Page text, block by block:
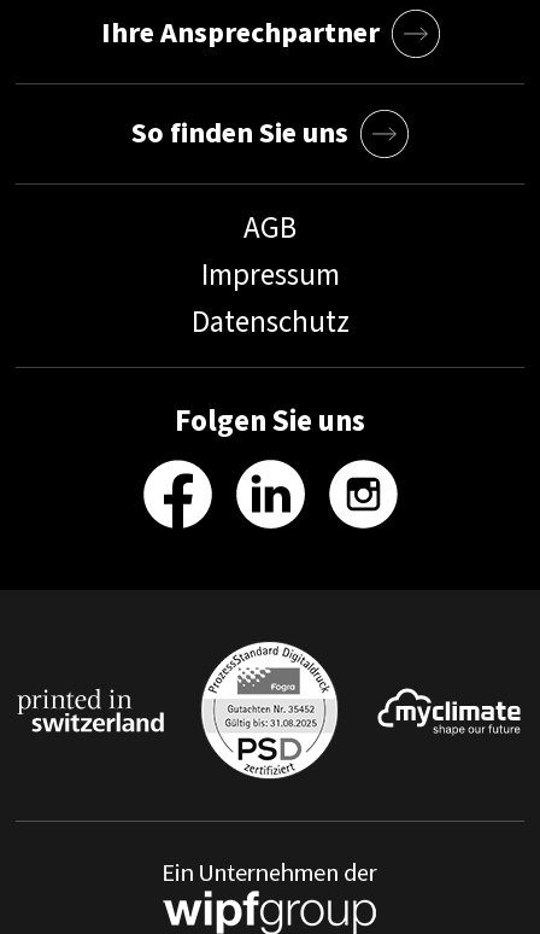
AGB
Impressum
Datenschutz
Folgen Sie uns
Ihre Ansprechpartner
So finden Sie uns